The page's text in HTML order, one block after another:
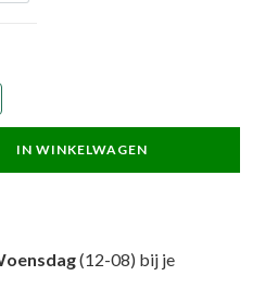
IN WINKELWAGEN
(12-08) bij je